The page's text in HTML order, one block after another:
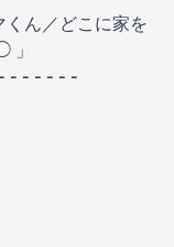
ん／どこに家を
」
- - - - - -